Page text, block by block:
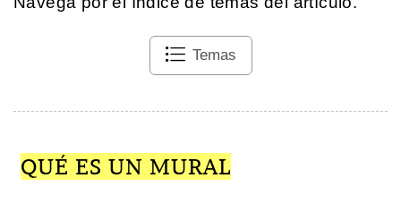
Temas
QUÉ ES UN MURAL